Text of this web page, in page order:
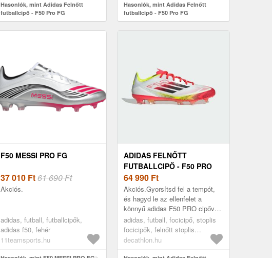
Hasonlók, mint Adidas Felnőtt
futballcipő - F50 Pro FG
Hasonlók, mint Adidas Felnőtt
futballcipő - F50 Pro FG
F50 MESSI PRO FG
37 010 Ft61 690 Ft
Akciós.
adidas, futball, futballcipők,
adidas f50, fehér
11teamsports.hu
ADIDAS FELNŐTT
FUTBALLCIPŐ - F50 PRO
FG
64 990 Ft
Akciós.Gyorsítsd fel a tempót,
és hagyd le az ellenfelet a
könnyű adidas F50 PRO cipővel,
amelyet a gyors játékosok
számára terveztek. Lépj túl a
határaid...
adidas, futball, focicipő, stoplis
focicipők, felnőtt stoplis
focicipők, 46
decathlon.hu